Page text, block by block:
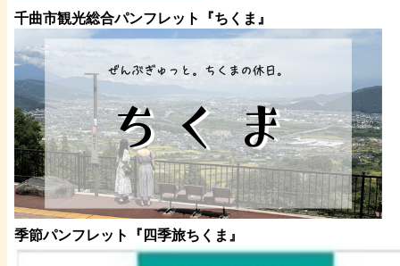
千曲市観光総合パンフレット 『ちくま 』
季節パンフレット『四季旅ちくま』